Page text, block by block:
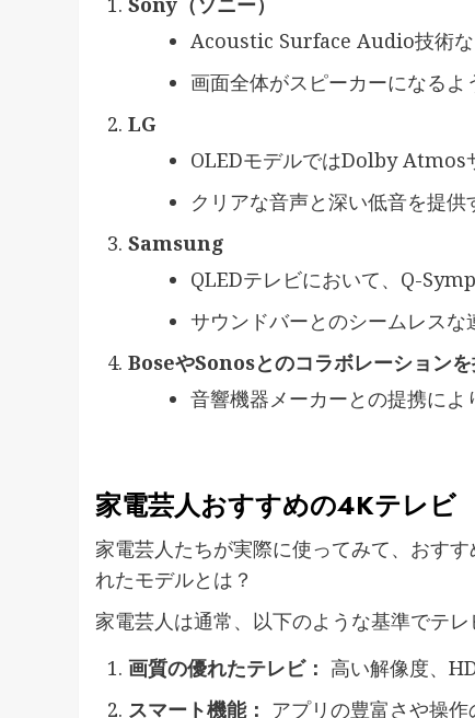
Acoustic Surface Audio技術な
画面全体がスピーカーになるよ
LG
OLEDモデルではDolby Atmos
クリアな音声と深い低音を提供
Samsung
QLEDテレビにおいて、Q-
サウンドバーとのシームレスな
BoseやSonosとのコラボレーション
音響機器メーカーとの提携に
家電芸人おすすめの4Kテレビ
家電芸人たちが実際に使ってみて、おす
れたモデルとは？
家電芸人は通常、以下のような基準でテレ
画質の優れたテレビ： 高い解像度、
スマート機能： アプリの豊富さや操